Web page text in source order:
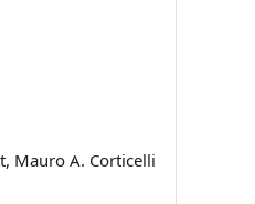
Mauro A. Corticelli